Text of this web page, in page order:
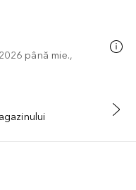
până mie.,